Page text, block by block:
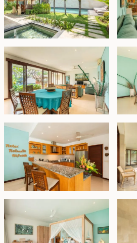
Fasilitas tambahan mencakup
ruang cuci yang praktis. Dengan
kuat dan lokasi yang strategis,
dalam kondisi berperabot
disewa hingga 1 Oktober 2058,
kesempatan untuk memiliki
Hak Sewa - USD 585.000